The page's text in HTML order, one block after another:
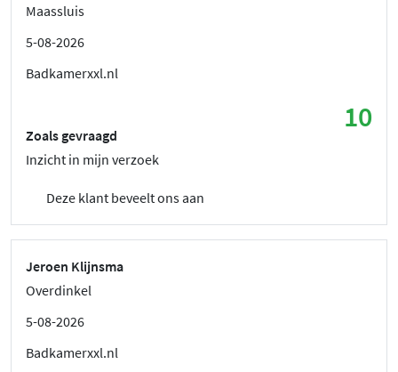
Maassluis
5-08-2026
Badkamerxxl.nl
10
Zoals gevraagd
Inzicht in mijn verzoek
Deze klant beveelt ons aan
Jeroen Klijnsma
Overdinkel
5-08-2026
Badkamerxxl.nl